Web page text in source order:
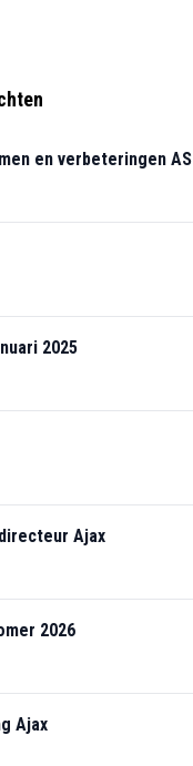
en verbeteringen AS
2025
Ajax
2026
Ajax